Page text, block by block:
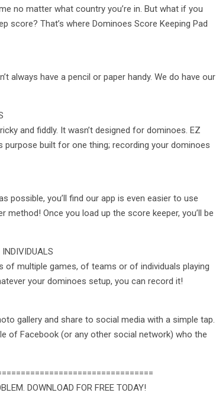
no matter what country you’re in. But what if you
score? That’s where Dominoes Score Keeping Pad
always have a pencil or paper handy. We do have our
and fiddly. It wasn’t designed for dominoes. EZ
purpose built for one thing; recording your dominoes
possible, you’ll find our app is even easier to use
method! Once you load up the score keeper, you’ll be
of multiple games, of teams or of individuals playing
your dominoes setup, you can record it!
gallery and share to social media with a simple tap.
of Facebook (or any other social network) who the
DOWNLOAD FOR FREE TODAY!